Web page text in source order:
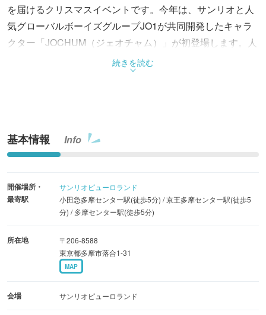
を届けるクリスマスイベントです。今年は、サンリオと人
気グローバルボーイズグループJO1が共同開発したキャラ
クター「JOCHUM（ジェオチャム）」が初登場します。人
気アトラクション「サンリオキャラクターボートライド」
では、パーティに招待されたJOCHUMたちがさらにアトラ
ます。 さらに、クリスマスの時期にもぴったりな普段の生
活で使える実用的なアイテムから、コレクションに最適な
モチーフにした色鮮やかなフードも展開し、JOCHUMと一
緒に幸せなクリスマスを堪能できる特別なコンテンツが用
もう一つの注目コンテンツは、12月24日が誕生日の「リ
トルツインスターズ（キキ＆ララ）」50周年を記念した、
「Kiki＆Lala トゥインクリングスタジオ」のスペシャルイ
続きを読む
基本情報 Info
開催場所・
最寄駅
サンリオピューロランド
小田急多摩センター駅(徒歩5分) / 京王多摩センター駅(徒歩5
分) / 多摩センター駅(徒歩5分)
所在地
〒206-8588
東京都多摩市落合1-31
MAP
会場 サンリオピューロランド